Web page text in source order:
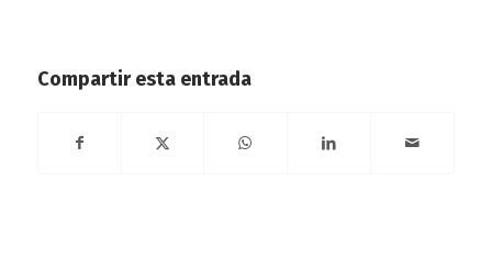
Compartir esta entrada